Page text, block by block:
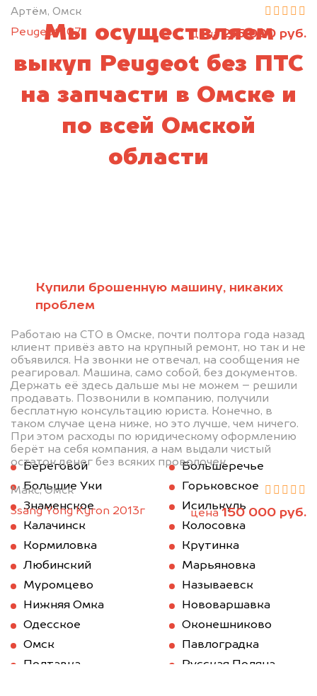
Артём, Омск
Peugeot 107
цена 215 000 руб.
Купили брошенную машину, никаких
проблем
Работаю на СТО в Омске, почти полтора года назад
клиент привёз авто на крупный ремонт, но так и не
объявился. На звонки не отвечал, на сообщения не
реагировал. Машина, само собой, без документов.
Держать её здесь дальше мы не можем – решили
продавать. Позвонили в компанию, получили
бесплатную консультацию юриста. Конечно, в
таком случае цена ниже, но это лучше, чем ничего.
При этом расходы по юридическому оформлению
берёт на себя компания, а нам выдали чистый
остаток денег без всяких проволочек.
Макс, Омск
Ssang Yong Kyron 2013г
цена150 000 руб.
Мы осуществляем
выкуп Peugeot без ПТС
на запчасти в Омске и
по всей Омской
области
Береговой
Большеречье
Большие Уки
Горьковское
Знаменское
Исилькуль
Калачинск
Колосовка
Кормиловка
Крутинка
Любинский
Марьяновка
Муромцево
Называевск
Нижняя Омка
Нововаршавка
Одесское
Оконешниково
Омск
Павлоградка
Полтавка
Русская Поляна